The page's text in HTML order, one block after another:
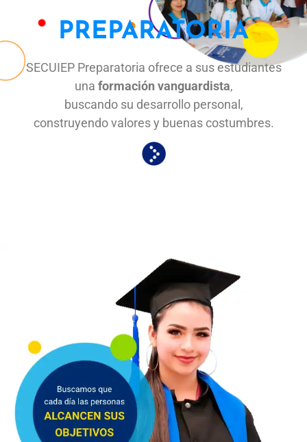
PREPARATORIA
SECUIEP Preparatoria ofrece a sus estudiantes
una formación vanguardista,
buscando su desarrollo personal,
construyendo valores y buenas costumbres.